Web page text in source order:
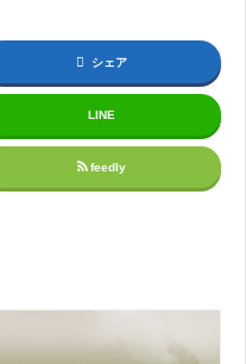
シェア
LINE
feedly